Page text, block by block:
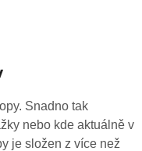
Snadno tak
nebo kde aktuálně v
je složen z více než